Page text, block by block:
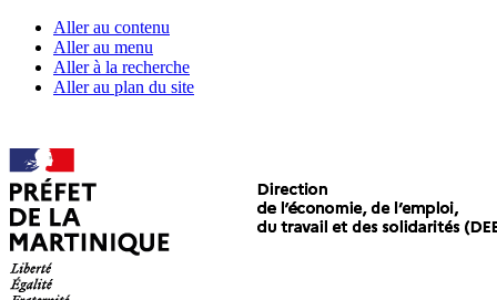
Aller au contenu
Aller au menu
Aller à la recherche
Aller au plan du site